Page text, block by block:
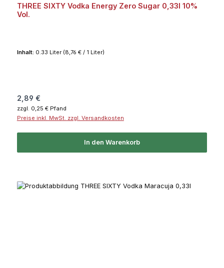
THREE SIXTY Vodka Energy Zero Sugar 0,33l 10%
Vol.
Inhalt: 0.33 Liter (8,76 € / 1 Liter)
Regulärer Preis:
2,89 €
zzgl. 0,25 € Pfand
Preise inkl. MwSt. zzgl. Versandkosten
In den Warenkorb